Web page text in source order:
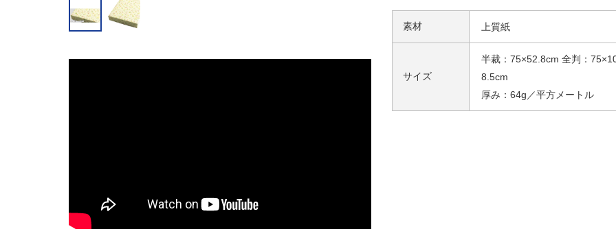
素材 上質紙
サイズ
半裁：75×52.8cm 全判：
8.5cm
厚み：64g／平方メートル